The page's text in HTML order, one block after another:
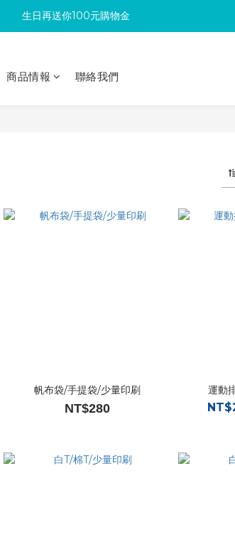
滿300回饋10%購物金
生日再送你100元購物金
滿300回饋10%購物金
商品情報 聯絡我們
帆布袋/手提袋/少量印刷
NT$280
運動